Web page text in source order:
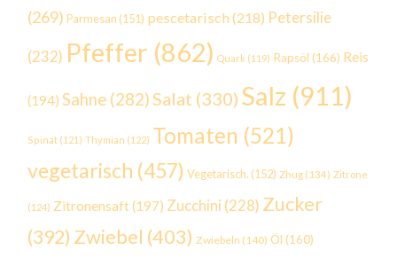
(269) Parmesan (151) pescetarisch (218) Petersilie
(232) Pfeffer (862) Quark (119) Rapsöl (166) Reis
(194) Sahne (282)Salat (330) Salz (911)
Spinat (121) Thymian (122) Tomaten (521)
vegetarisch (457) Vegetarisch. (152) Zhug (134) Zitrone
(124) Zitronensaft(197) Zucchini (228) Zucker
(392) Zwiebel (403) Zwiebeln (140) Öl (160)